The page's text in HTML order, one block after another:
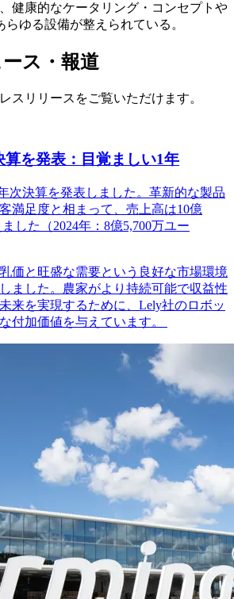
健康的なケータリング・コンセプトや
らゆる設備が整えられている。
ス・報道
スリリースをご覧いただけます。
算を発表：目覚ましい1年
次決算を発表しました。革新的な製品
満足度と相まって、売上高は10億
した（2024年：8億5,700万ユー
価と旺盛な需要という良好な市場環境
ました。農家がより持続可能で収益性
来を実現するために、Lely社のロボッ
付加価値を与えています。